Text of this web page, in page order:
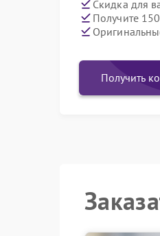
Скидка для
Получите
Получить